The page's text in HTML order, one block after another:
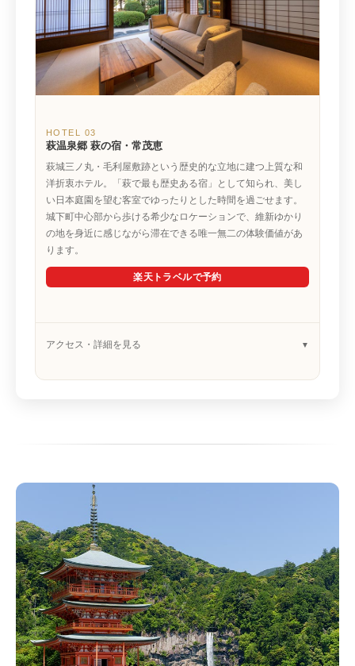
HOTEL 03
萩温泉郷 萩の宿・常茂恵
萩城三ノ丸・毛利屋敷跡という歴史的な立地に建つ上質な和
洋折衷ホテル。「萩で最も歴史ある宿」として知られ、美し
い日本庭園を望む客室でゆったりとした時間を過ごせます。
城下町中心部から歩ける希少なロケーションで、維新ゆかり
の地を身近に感じながら滞在できる唯一無二の体験価値があ
ります。
楽天トラベルで予約
アクセス・詳細を見る